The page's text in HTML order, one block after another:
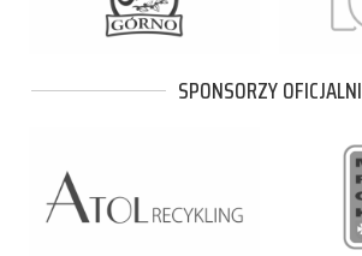
SPONSORZY OFICJALNI